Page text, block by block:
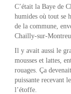
C’était la Baye de
humides où tout se
de la commune,
Chailly-sur-
Il y avait aussi le
mousses et lattes,
rouages. Ça
puissante recevant
l’étoffe.